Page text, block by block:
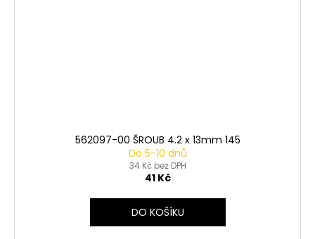
562097-00 ŠROUB 4.2 x 13mm 145
Do 5-10 dnů
34 Kč bez DPH
41 Kč
DO KOŠÍKU